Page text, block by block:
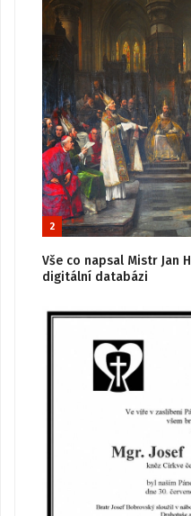
2
Vše co napsal Mistr Jan
digitální databázi